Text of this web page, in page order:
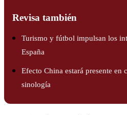
Revisa también
Turismo y fútbol impulsan los
España
Efecto China estará presente en
sinología